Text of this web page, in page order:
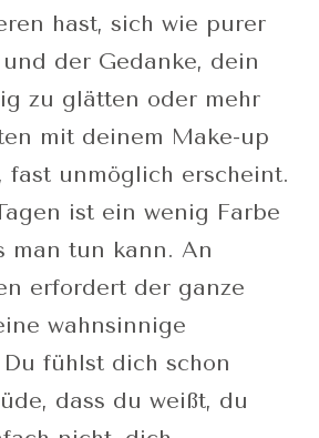
hast, sich wie purer
der Gedanke, dein
zu glätten oder mehr
mit deinem Make-up
fast unmöglich erscheint.
ist ein wenig Farbe
man tun kann. An
erfordert der ganze
wahnsinnige
fühlst dich schon
dass du weißt, du